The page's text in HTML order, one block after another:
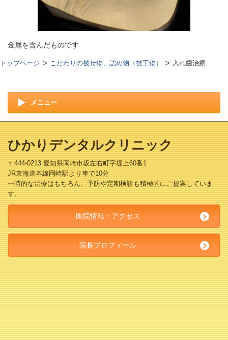
金属を含んだものです
トップページ こだわりの被せ物、詰め物（技工物） 入れ歯治療
メニュー
ひかりデンタルクリニック
〒444-0213 愛知県岡崎市坂左右町字堤上60番1
JR東海道本線岡崎駅より車で10分
一時的な治療はもちろん、予防や定期検診も積極的にご提案していま
す。
医院情報・アクセス
院長プロフィール